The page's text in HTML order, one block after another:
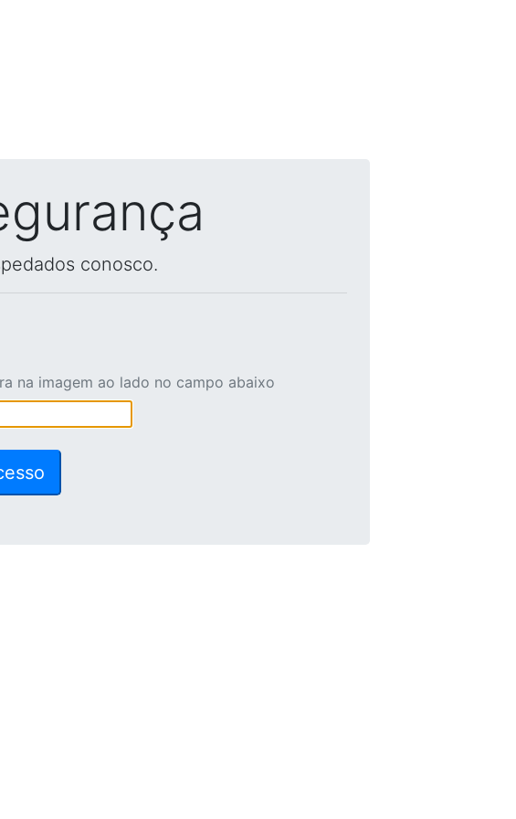
conosco.
na imagem ao lado no campo abaixo